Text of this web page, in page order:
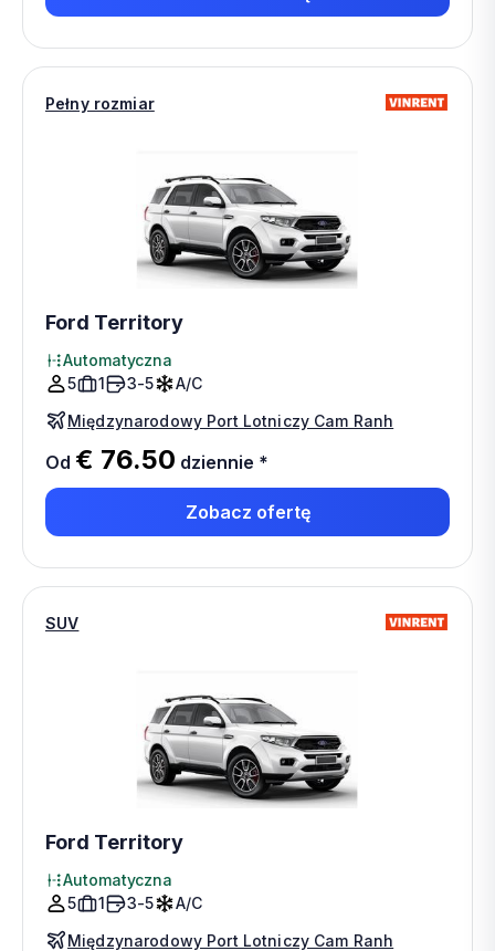
Pełny rozmiar
Ford Territory
Automatyczna
5
1 3-5
A/C
Międzynarodowy Port Lotniczy Cam Ranh
Od € 76.50 dziennie *
Zobacz ofertę
SUV
Ford Territory
Automatyczna
5
1 3-5
A/C
Międzynarodowy Port Lotniczy Cam Ranh